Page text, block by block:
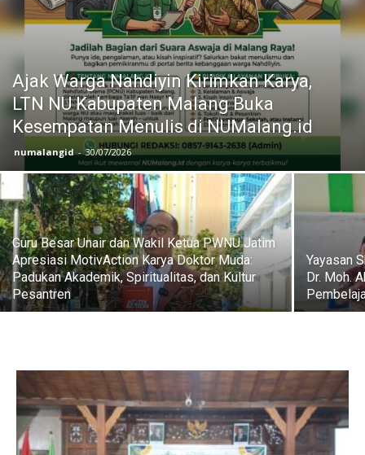
Ajak Warga Nahdiyin Kirimkan Karya,
LTN NU Kabupaten Malang Buka
Kesempatan Menulis di NUMalang.id
numalangid - 30/07/2026
Guru Besar Unair dan Wakil Ketua PWNU Jatim
Apresiasi MotivAction Karya Doktor Muda:
Padukan Akademik, Spiritualitas, dan Kultur
Pesantren
Yayasan
Dr. Moh.